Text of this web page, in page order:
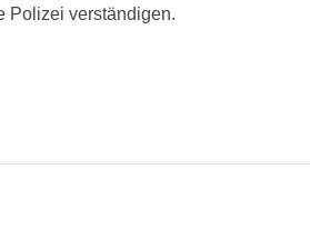
Polizei verständigen.